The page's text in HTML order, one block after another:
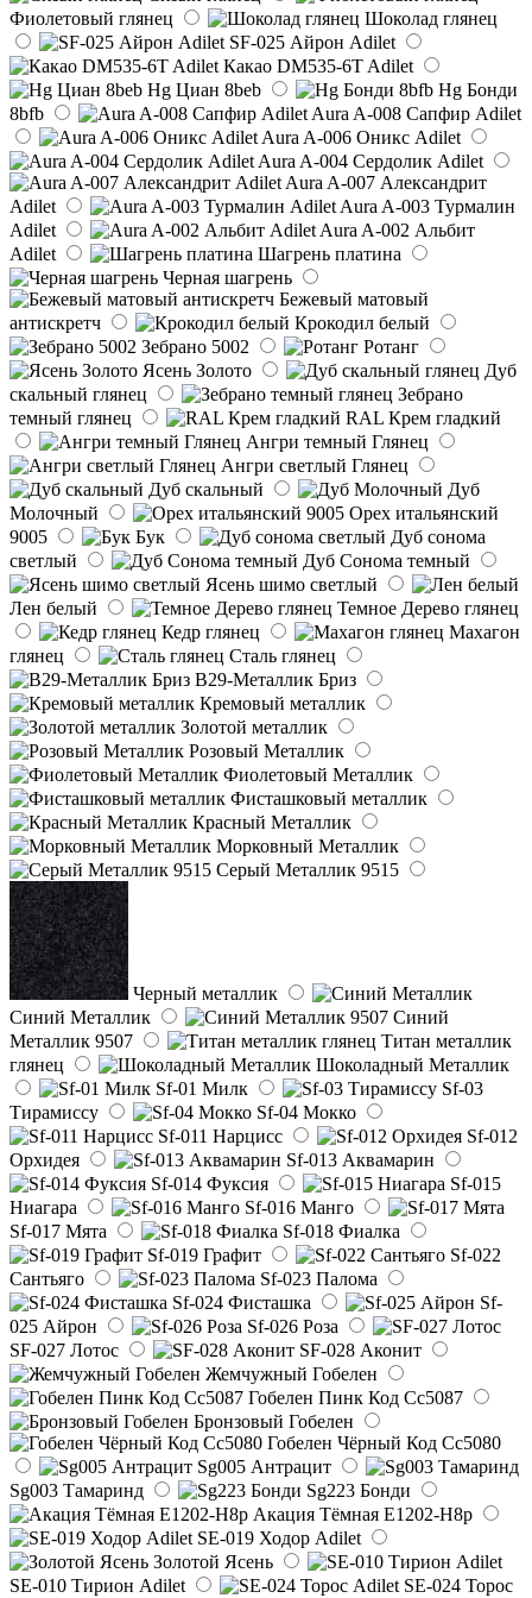
Фиолетовый глянец
Шоколад глянец
SF-025 Айрон Adilet
Какао DM535-6T Adilet
Hg Циан 8beb
Hg Бонди
8bfb
Aura A-008 Сапфир Adilet
Aura A-006 Оникс Adilet
Aura A-004 Сердолик Adilet
Aura A-007 Александрит
Adilet
Aura A-003 Турмалин
Adilet
Aura A-002 Альбит
Adilet
Шагрень платина
Черная шагрень
Бежевый матовый
антискретч
Крокодил белый
Зебрано 5002
Ротанг
Ясень Золото
Дуб
скальный глянец
Зебрано
темный глянец
RAL Крем гладкий
Ангри темный Глянец
Ангри светлый Глянец
Дуб скальный
Дуб
Молочный
Орех итальянский
9005
Бук
Дуб сонома
светлый
Дуб Сонома темный
Ясень шимо светлый
Лен белый
Темное Дерево глянец
Кедр глянец
Махагон
глянец
Сталь глянец
B29-Металлик Бриз
Кремовый металлик
Золотой металлик
Розовый Металлик
Фиолетовый Металлик
Фисташковый металлик
Красный Металлик
Морковный Металлик
Серый Металлик 9515
Черный металлик
Синий Металлик
Синий
Металлик 9507
Титан металлик
глянец
Шоколадный Металлик
Sf-01 Милк
Sf-03
Тирамиссу
Sf-04 Мокко
Sf-011 Нарцисс
Sf-012
Орхидея
Sf-013 Аквамарин
Sf-014 Фуксия
Sf-015
Ниагара
Sf-016 Манго
Sf-017 Мята
Sf-018 Фиалка
Sf-019 Графит
Sf-022
Сантьяго
Sf-023 Палома
Sf-024 Фисташка
Sf-
025 Айрон
Sf-026 Роза
SF-027 Лотос
SF-028 Аконит
Жемчужный Гобелен
Гобелен Пинк Код Сс5087
Бронзовый Гобелен
Гобелен Чёрный Код Сс5080
Sg005 Антрацит
Sg003 Тамаринд
Sg223 Бонди
Акация Тёмная E1202-H8p
SE-019 Ходор Adilet
Золотой Ясень
SE-010 Тирион Adilet
SE-024 Торос